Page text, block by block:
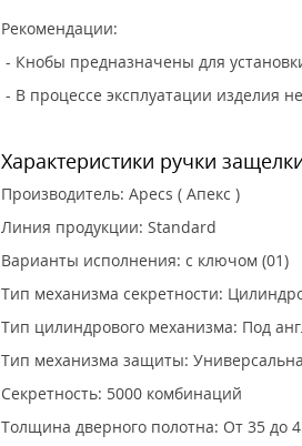
Рекомендации:
- Кнобы предназначены для
- В процессе эксплуатации изделия
Характеристики ручки
Производитель: Apecs ( Апекс )
Линия продукции: Standard
Варианты исполнения: с ключом (01)
Тип механизма секретности:
Тип цилиндрового механизма: Под
Тип механизма защиты:
Секретность: 5000 комбинаций
Толщина дверного полотна: От 35 до